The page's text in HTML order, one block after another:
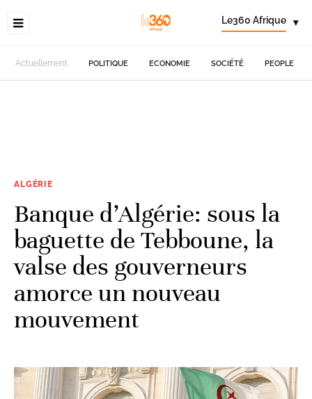
Le360 Afrique ▾
Actuellement POLITIQUE ECONOMIE SOCIÉTÉ PEOPLE
ALGÉRIE
Banque d’Algérie: sous la
baguette de Tebboune, la
valse des gouverneurs
amorce un nouveau
mouvement